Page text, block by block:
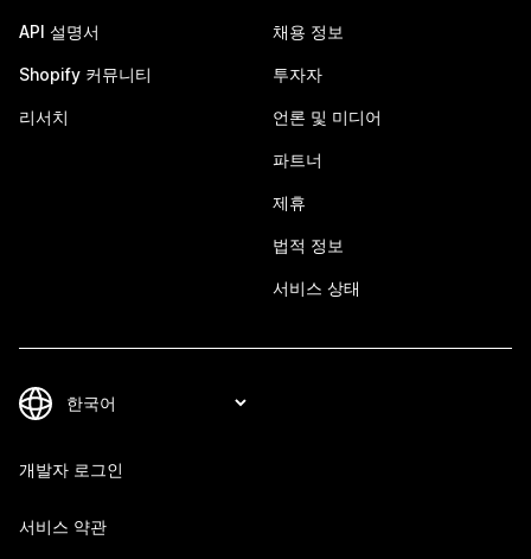
API 설명서
Shopify 커뮤니티
리서치
채용 정보
투자자
언론 및 미디어
파트너
제휴
법적 정보
서비스 상태
개발자 로그인
서비스 약관